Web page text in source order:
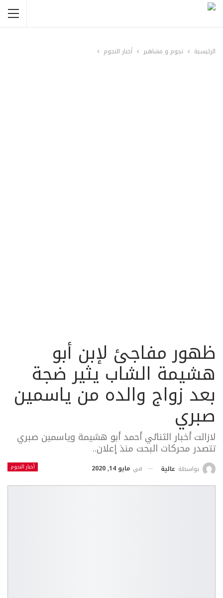
الرئيسية نجوم و مشاهير أخبار النجوم
ظهور مفاجئ لإبن أبو
هشيمة الشاب يثير ضجة
بعد زواج والده من ياسمين
صبري
لازالت أخبار الثنائي أحمد أبو هشيمة وياسمين صبري
تتصدر محركات البحت منذ إعلان..
أخبار النجوم بواسطة عالية في مايو 14, 2020